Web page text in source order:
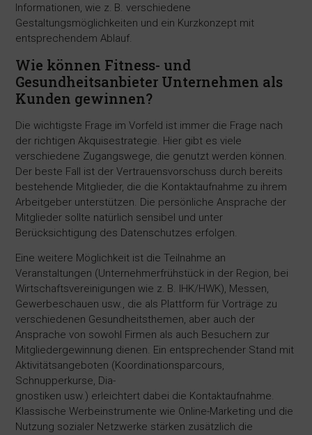
Informationen, wie z. B. verschiedene
Gestaltungsmöglichkeiten und ein Kurzkonzept mit
entsprechendem Ablauf.
Wie können Fitness- und
Gesundheitsanbieter Unternehmen als
Kunden gewinnen?
Die wichtigste Frage im Vorfeld ist immer die Frage nach
der richtigen Akquisestrategie. Hier gibt es viele
verschiedene Zugangswege, die genutzt werden können.
Der beste Fall ist der Vertrauensvorschuss durch bereits
bestehende Mitglieder, die die Kontaktaufnahme zu ihrem
Arbeitgeber unterstützen. Die persönliche Ansprache der
Mitglieder sollte natürlich sensibel und unter
Berücksichtigung des Datenschutzes erfolgen.
Eine weitere Möglichkeit ist die Teilnahme an
Veranstaltungen (Unternehmerfrühstück in der Region, bei
Wirtschaftsvereinigungen wie z. B. IHK/HWK), Messen,
Gewerbeschauen usw., die als Plattform für Vorträge zu
verschiedenen Gesundheitsthemen, aber auch der
Ansprache von sowohl Firmen als auch Besuchern zur
Mitgliedergewinnung dienen. Ein entsprechender Stand mit
Aktivitätsangeboten (Koordinationsparcours,
Schnupperkurse, Dia-
gnostiken usw.) erleichtert dabei die Kontaktaufnahme.
Klassische Werbeinstrumente wie Online-Marketing und die
Nutzung sozialer Netzwerke stärken zusätzlich die